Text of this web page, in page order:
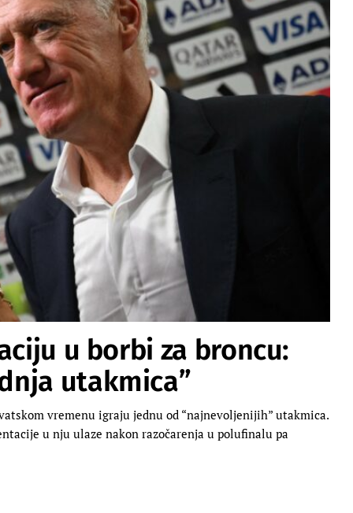
u borbi za broncu:
utakmica”
vremenu igraju jednu od “najnevoljenijih” utakmica.
u nju ulaze nakon razočarenja u polufinalu pa